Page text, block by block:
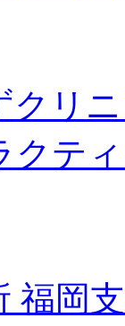
クリ
クテ
福岡